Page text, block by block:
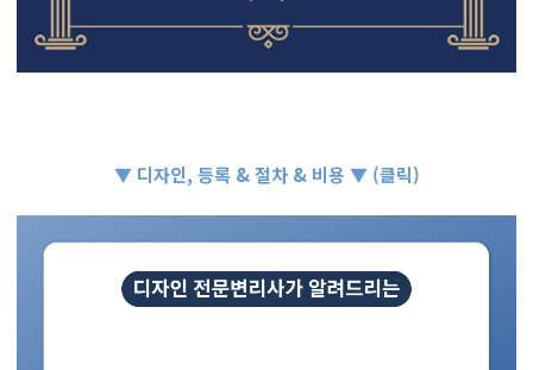
▼ 디자인, 등록 & 절차 & 비용 ▼ (클릭)